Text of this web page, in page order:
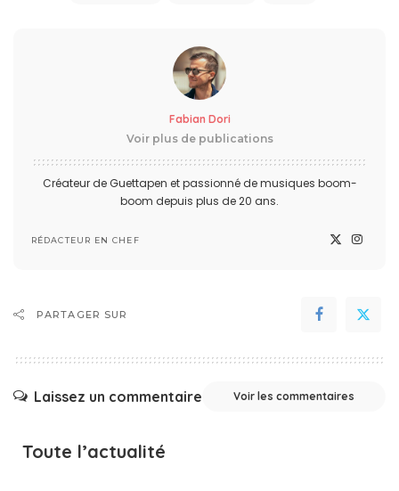
Fabian Dori
Voir plus de publications
Créateur de Guettapen et passionné de musiques boom-
boom depuis plus de 20 ans.
RÉDACTEUR EN CHEF
PARTAGER SUR
Laissez un commentaire Voir les commentaires
Toute l’actualité